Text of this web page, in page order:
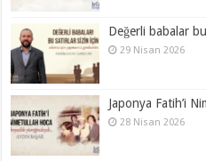
Değerli babalar
29 Nisan 2026
Japonya Fatih’i
28 Nisan 2026